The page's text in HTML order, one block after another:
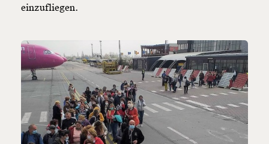
einzufliegen.